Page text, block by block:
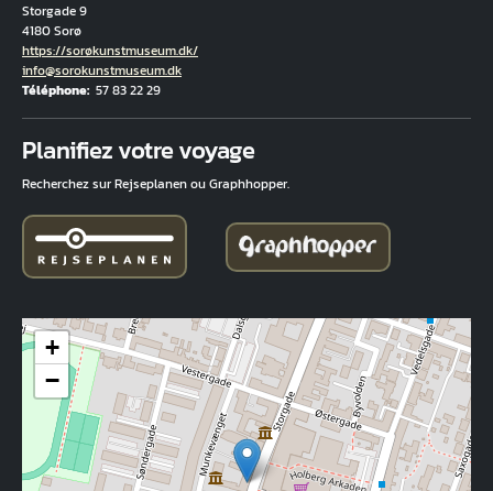
Storgade 9
4180 Sorø
Hjemmeside
https://sorøkunstmuseum.dk/
Courriel
info@sorokunstmuseum.dk
Téléphone 57 83 22 29
Planifiez votre voyage
Recherchez sur Rejseplanen ou Graphhopper.
+
−